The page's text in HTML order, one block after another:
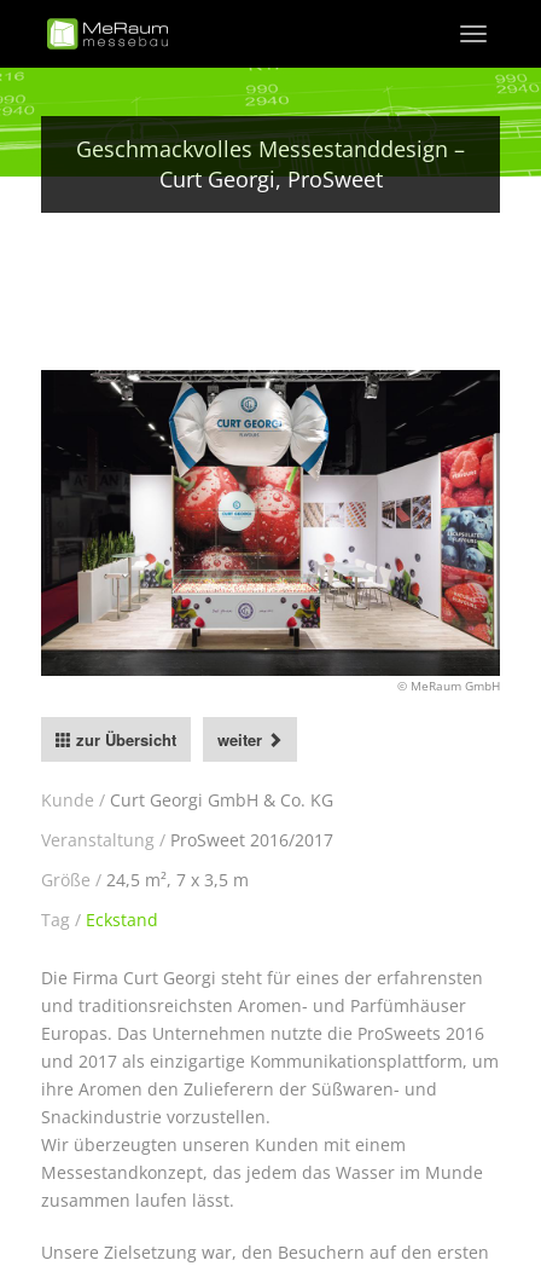
Direkt
Inhalt
Toggle
Geschmackvolles Messestanddesign –
Curt Georgi, ProSweet
© MeRaum GmbH
zur Übersicht weiter
Kunde
Curt Georgi GmbH & Co. KG
Veranstaltung
ProSweet 2016/2017
Größe
24,5 m², 7 x 3,5 m
Tag
Eckstand
Die Firma Curt Georgi steht für eines der erfahrensten
und traditionsreichsten Aromen- und Parfümhäuser
Europas. Das Unternehmen nutzte die ProSweets 2016
und 2017 als einzigartige Kommunikationsplattform, um
ihre Aromen den Zulieferern der Süßwaren- und
Snackindustrie vorzustellen.
Wir überzeugten unseren Kunden mit einem
Messestandkonzept, das jedem das Wasser im Munde
zusammen laufen lässt.
Unsere Zielsetzung war, den Besuchern auf den ersten